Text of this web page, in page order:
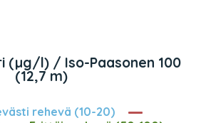
(µg/l) / Iso-Paasonen 100
(12,7 m)
rehevä (10-20)